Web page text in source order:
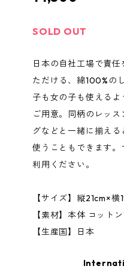
SOLD OUT
日本の自社工場で責
ただける、綿100%の
子も女の子も使える
ご用意。同柄のレッ
グなどと一緒に揃え
使うこともできます
利用ください。
【サイズ】縦21cm×
【素材】本体 コット
【生産国】日本